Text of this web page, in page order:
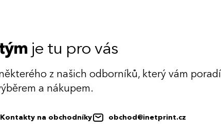
je tu pro vás
z našich odborníků, který vám poradí
a nákupem.
Kontakty na obchodníky obchod@inetprint.cz